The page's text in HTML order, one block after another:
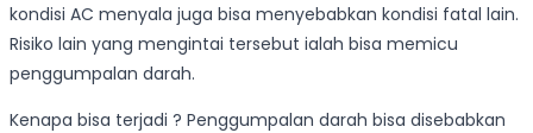
kondisi AC menyala juga bisa menyebabkan kondisi fatal lain.
Risiko lain yang mengintai tersebut ialah bisa memicu
penggumpalan darah.
Kenapa bisa terjadi ? Penggumpalan darah bisa disebabkan